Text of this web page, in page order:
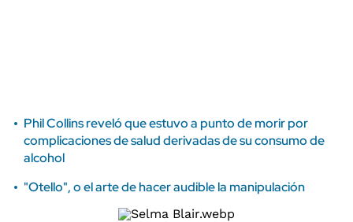
Phil Collins reveló que estuvo a punto de morir por
complicaciones de salud derivadas de su consumo de
alcohol
"Otello", o el arte de hacer audible la manipulación